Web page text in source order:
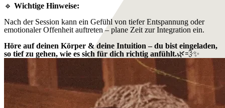
🔹 Wichtige Hinweise:
Nach der Session kann ein Gefühl von tiefer Entspannung oder
emotionaler Offenheit auftreten – plane Zeit zur Integration ein.
Höre auf deinen Körper & deine Intuition – du bist eingeladen,
so tief zu gehen, wie es sich für dich richtig anfühlt.🌿💨✨